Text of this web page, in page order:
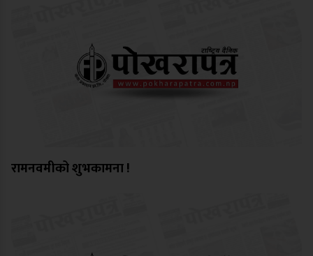
रामनवमीको शुभकामना !